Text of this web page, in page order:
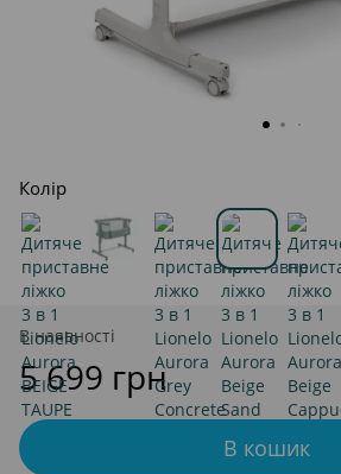
Колір
В наявності
5 699 грн
В кошик